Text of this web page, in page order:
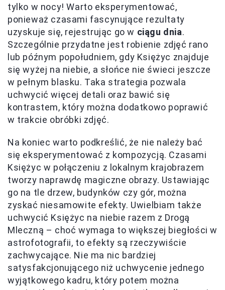
tylko w nocy! Warto eksperymentować,
ponieważ czasami fascynujące rezultaty
uzyskuje się, rejestrując go w ciągu dnia.
Szczególnie przydatne jest robienie zdjęć rano
lub późnym popołudniem, gdy Księżyc znajduje
się wyżej na niebie, a słońce nie świeci jeszcze
w pełnym blasku. Taka strategia pozwala
uchwycić więcej detali oraz bawić się
kontrastem, który można dodatkowo poprawić
w trakcie obróbki zdjęć.
Na koniec warto podkreślić, że nie należy bać
się eksperymentować z kompozycją. Czasami
Księżyc w połączeniu z lokalnym krajobrazem
tworzy naprawdę magiczne obrazy. Ustawiając
go na tle drzew, budynków czy gór, można
zyskać niesamowite efekty. Uwielbiam także
uchwycić Księżyc na niebie razem z Drogą
Mleczną – choć wymaga to większej biegłości w
astrofotografii, to efekty są rzeczywiście
zachwycające. Nie ma nic bardziej
satysfakcjonującego niż uchwycenie jednego
wyjątkowego kadru, który potem można